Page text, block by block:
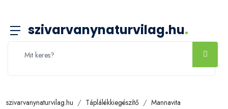
szivarvanynaturvilag.hu.
szivarvanynaturvilag.hu Táplálékkiegészítő
Mannavita